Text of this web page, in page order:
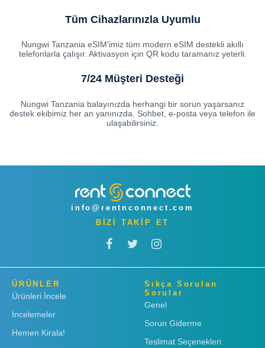
Tüm Cihazlarınızla Uyumlu
Nungwi Tanzania eSIM'imiz tüm modern eSIM destekli akıllı
telefonlarla çalışır. Aktivasyon için QR kodu taramanız yeterli.
7/24 Müşteri Desteği
Nungwi Tanzania balayınızda herhangi bir sorun yaşarsanız
destek ekibimiz her an yanınızda. Sohbet, e-posta veya telefon ile
ulaşabilirsiniz.
info@rentnconnect.com
BİZİ TAKİP ET
ÜRÜNLER
Ürünleri İncele
İncelemeler
Hemen Kirala!
Sıkça Sorulan
Sorular
Genel
Sorun Giderme
Teslimat Seçenekleri